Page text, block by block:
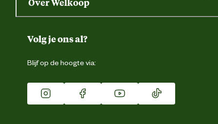
Gegevens wijzigen
Duurzaamheid
Franchise
Vacatures
Winkels
Volg je ons al?
Blijf op de hoogte via: